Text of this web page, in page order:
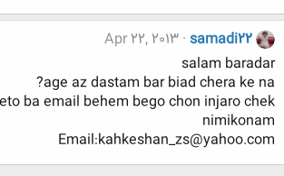
samadi22
Apr 22, 2013
salam baradar
age az dastam bar biad chera ke na?
ba email behem bego chon injaro chek
nimikonam
Email:kahkeshan_zs@yahoo.com